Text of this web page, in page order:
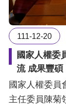
申
訴
人
權
資
料
庫
111-12-20
國家人權委
流 成果豐碩
國家人權委員
主任委員陳菊